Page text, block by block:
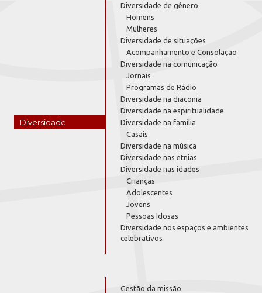
Diversidade
Diversidade de gênero
Homens
Mulheres
Diversidade de situações
Acompanhamento e Consolação
Diversidade na comunicação
Jornais
Programas de Rádio
Diversidade na diaconia
Diversidade na espiritualidade
Diversidade na família
Casais
Diversidade na música
Diversidade nas etnias
Diversidade nas idades
Crianças
Adolescentes
Jovens
Pessoas Idosas
Diversidade nos espaços e ambientes
celebrativos
Gestão da missão